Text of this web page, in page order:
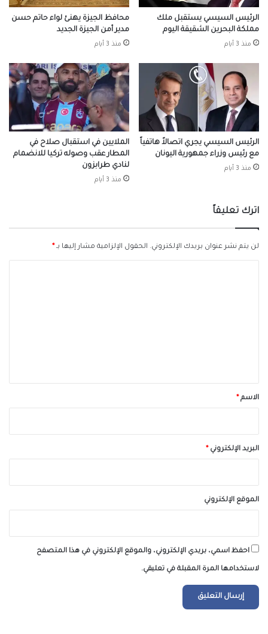
الرئيس السيسي يستقبل ملك
مملكة البحرين الشقيقة اليوم
منذ 3 أيام
محافظ الجيزة يهنئ لواء حاتم حسن
مدير أمن الجيزة الجديد
منذ 3 أيام
الرئيس السيسي يجري اتصالاً هاتفياً
مع رئيس وزراء جمهورية اليونان
منذ 3 أيام
الملايين في استقبال صلاح في
المطار عقب وصوله تركيا للانضمام
لنادي طرابزون
منذ 3 أيام
اترك تعليقاً
لن يتم نشر عنوان بريدك الإلكتروني. الحقول الإلزامية مشار إليها بـ*
*الاسم*
البريد الإلكتروني*
الموقع الإلكتروني
احفظ اسمي، بريدي الإلكتروني، والموقع الإلكتروني في هذا المتصفح
لاستخدامها المرة المقبلة في تعليقي.